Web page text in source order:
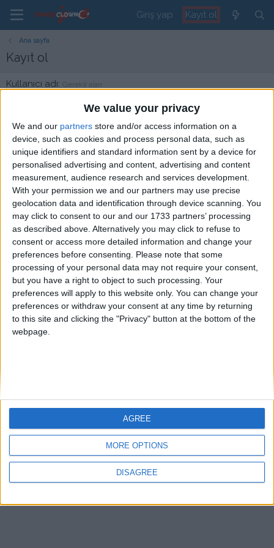
We value your privacy
We and our partners store and/or access information on a
device, such as cookies and process personal data, such as
unique identifiers and standard information sent by a device for
personalised advertising and content, advertising and content
measurement, audience research and services development.
With your permission we and our partners may use precise
geolocation data and identification through device scanning. You
may click to consent to our and our 1733 partners’ processing
as described above. Alternatively you may click to refuse to
consent or access more detailed information and change your
preferences before consenting.
Please note that some
processing of your personal data may not require your consent,
but you have a right to object to such processing. Your
preferences will apply to this website only. You can change your
preferences or withdraw your consent at any time by returning
to this site and clicking the "Privacy" button at the bottom of the
webpage.
MORE OPTIONS
DISAGREE
AGREE
Giriş yap Kayıt ol
Ana sayfa
Kayıt ol
Kullanıcı adı Gerekli alan
Forumun tüm alanlarında görünecek bir kullanıcı adı belirtiniz.
Kullanıcı adınızı özenle seçmenizi tavsiye ederiz bir daha değiştirilmesi
söz konusu olmaya bilir!
Gerekli alan
Şifre Gerekli alan
Bir şifre girilmesi zorunludur.
İnsan doğrulaması Gerekli alan
Bize ulaşın
Şartlar ve kurallar Gizlilik politikası
Yardım
S